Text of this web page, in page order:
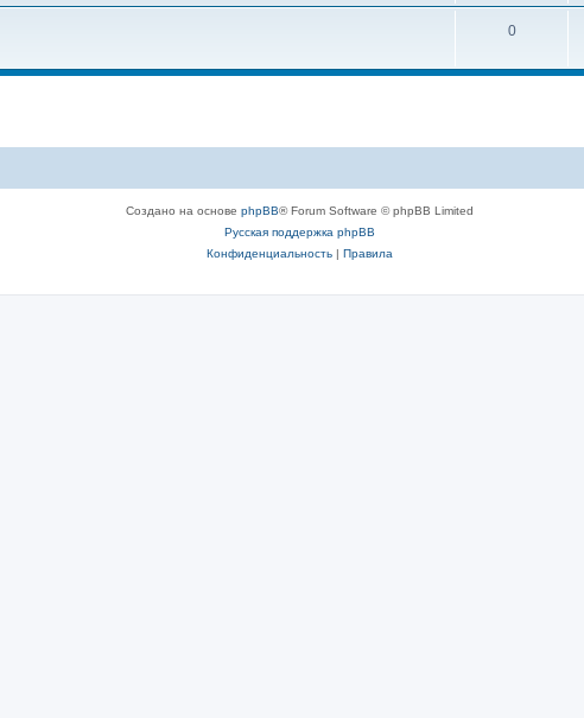
0
Создано на основе phpBB® Forum Software © phpBB Limited
Русская поддержка phpBB
Конфиденциальность| Правила